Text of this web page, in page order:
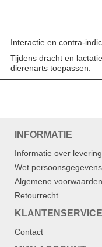
Interactie en contra-
Tijdens dracht en
dierenarts toepassen.
INFORMATIE
Informatie over
Wet persoonsgegevens
Algemene voorwaarden
Retourrecht
KLANTENSERVICE
Contact